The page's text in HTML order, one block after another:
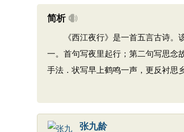
简析
《西江夜行》是一首五言古诗。
一。首句写夜里起行；第二句写思念
手法．状写早上鹤鸣一声，更反衬思
张九龄